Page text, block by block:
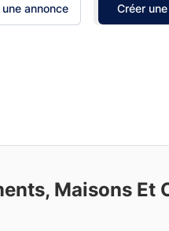
une annonce Créer
Maisons Et